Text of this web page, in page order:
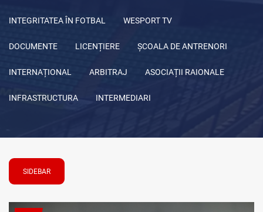
INTEGRITATEA ÎN FOTBAL WESPORT TV
DOCUMENTE LICENȚIERE ŞCOALA DE ANTRENORI
INTERNAȚIONAL ARBITRAJ ASOCIAȚII RAIONALE
INFRASTRUCTURA INTERMEDIARI
SIDEBAR